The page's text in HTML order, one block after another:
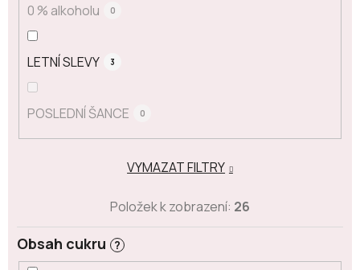
0 % alkoholu 0
LETNÍ SLEVY 3
POSLEDNÍ ŠANCE 0
Obsah cukru ?
VYMAZAT FILTRY
Položek k zobrazení: 26